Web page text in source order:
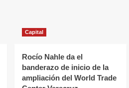
Capital
Rocío Nahle da el
banderazo de inicio de la
ampliación del World Trade